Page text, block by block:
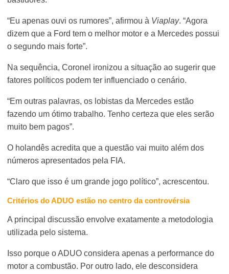
“Eu apenas ouvi os rumores”, afirmou à Viaplay. “Agora
dizem que a Ford tem o melhor motor e a Mercedes possui
o segundo mais forte”.
Na sequência, Coronel ironizou a situação ao sugerir que
fatores políticos podem ter influenciado o cenário.
“Em outras palavras, os lobistas da Mercedes estão
fazendo um ótimo trabalho. Tenho certeza que eles serão
muito bem pagos”.
O holandês acredita que a questão vai muito além dos
números apresentados pela FIA.
“Claro que isso é um grande jogo político”, acrescentou.
Critérios do ADUO estão no centro da controvérsia
A principal discussão envolve exatamente a metodologia
utilizada pelo sistema.
Isso porque o ADUO considera apenas a performance do
motor a combustão. Por outro lado, ele desconsidera